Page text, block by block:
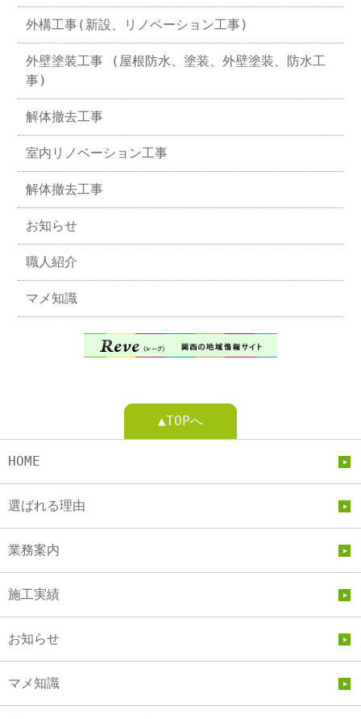
外構工事(新設、リノベーション工事)
外壁塗装工事 (屋根防水、塗装、外壁塗装、防水工
事)
解体撤去工事
室内リノベーション工事
解体撤去工事
お知らせ
職人紹介
マメ知識
▲TOPへ
HOME
選ばれる理由
業務案内
施工実績
お知らせ
マメ知識